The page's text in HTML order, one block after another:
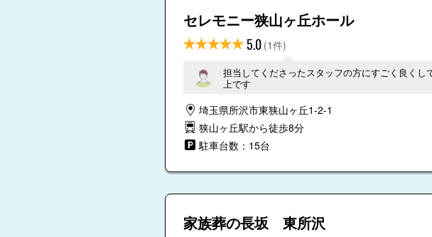
セレモニー狭山ヶ丘ホール
5.0 (1件)
担当してくださったスタッフの方にすごく良くし
上です
埼玉県所沢市東狭山ヶ丘1-2-1
狭山ヶ丘駅から徒歩8分
駐車台数：15台
家族葬の長坂 東所沢